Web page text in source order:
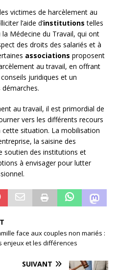
victimes de harcèlement au
l’aide d’institutions telles
la Médecine du Travail, qui ont
des droits des salariés et à
associations proposent
au travail, en offrant
juridiques et un
au travail, il est primordial de
vers les différents recours
situation. La mobilisation
la saisine des
soutien des institutions et
à envisager pour lutter
face aux couples non mariés :
enjeux et les différences
SUIVANT